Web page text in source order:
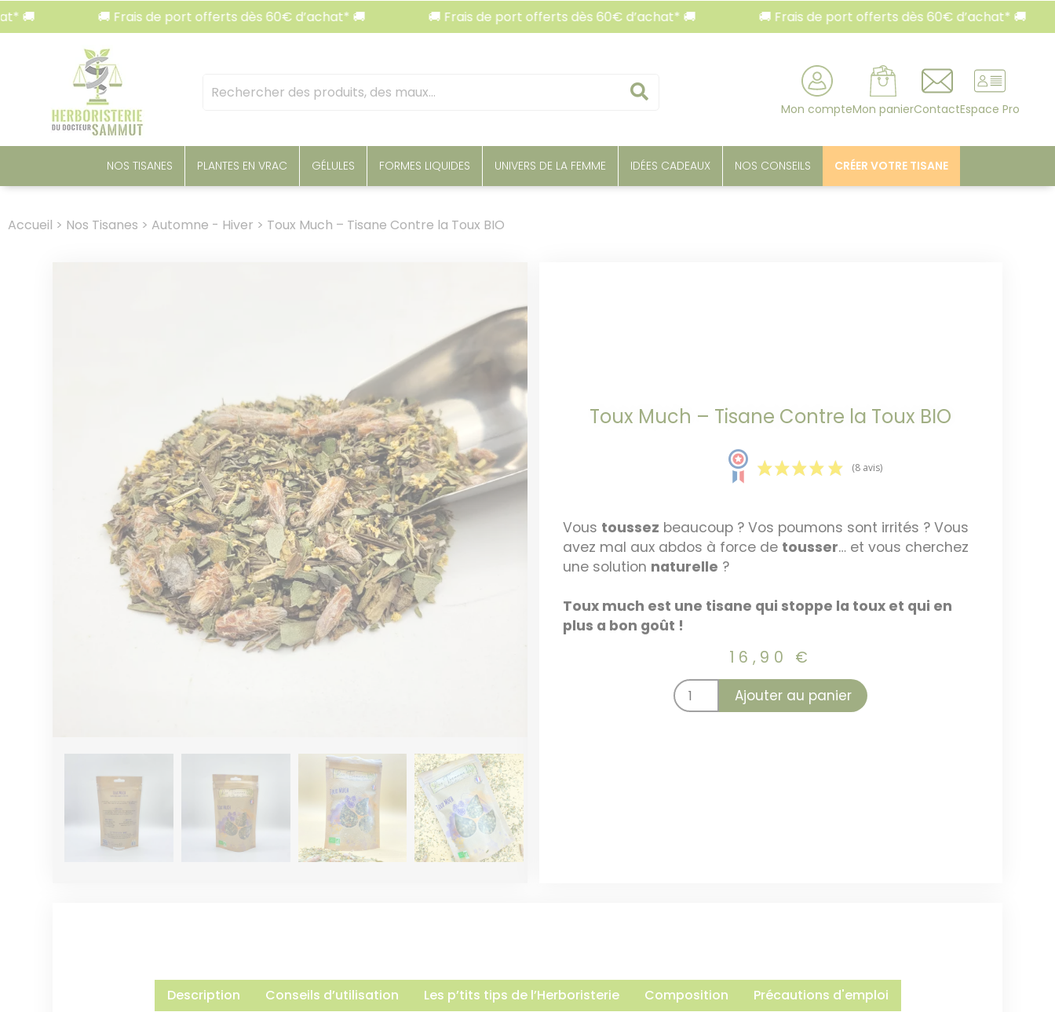
🚚 Frais de port offerts dès 60€ d’achat* 🚚 🚚 Frais de port offerts dès 60€ d’achat* 🚚 🚚 Frais de port offerts dès 60€ d’achat* 🚚
Mots
clés
Mon compteMon panierContactEspace Pro
NOS TISANES PLANTES EN VRAC GÉLULES FORMES LIQUIDES UNIVERS DE LA FEMME IDÉES CADEAUX NOS CONSEILS CRÉER VOTRE TISANE
Accueil > Nos Tisanes > Automne - Hiver > Toux Much – Tisane Contre la Toux BIO
Toux Much – Tisane Contre la Toux BIO
(8 avis)
Vous toussez beaucoup ? Vos poumons sont irrités ? Vous
avez mal aux abdos à force de tousser… et vous cherchez
une solution naturelle ?
Toux much est une tisane qui stoppe la toux et qui en
plus a bon goût !
16,90 €
Ajouter au panier
Description Conseils d’utilisation Les p’tits tips de l’Herboristerie Composition Précautions d'emploi
Panneau de gestion des cookies